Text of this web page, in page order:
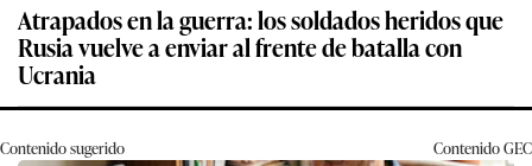
Atrapados en la guerra: los soldados heridos que
Rusia vuelve a enviar al frente de batalla con
Ucrania
Contenido sugerido ContenidoGEC